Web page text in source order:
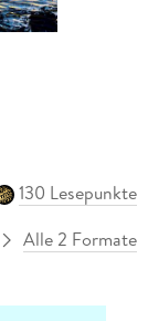
130 Lesepunkte
Alle 2 Formate